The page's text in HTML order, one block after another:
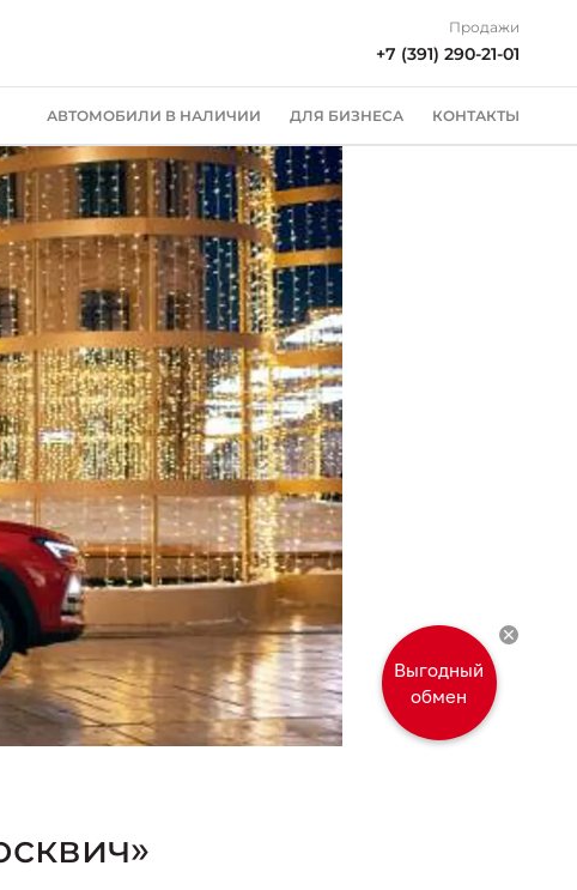
Продажи
+7 (391) 290-21-01
АВТОМОБИЛИ В НАЛИЧИИ ДЛЯ БИЗНЕСА КОНТАКТЫ
Выгодный
обмен